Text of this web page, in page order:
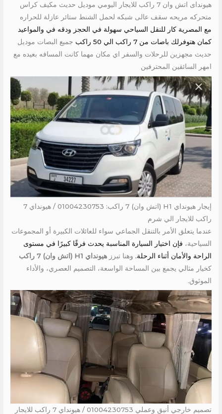
هيونداى اتش وان 7 راكب للايجار اليومي موديل حديث مكيف كراس
متحركه مريحه سقف عالى شبكه لحمل الشنط ستائر عازلة للحراره
مع المصرية كار للنقل السياحي سهولة في الحجز ودقه في والمواعيد
كمان هتوفرلك باصات من 7 راكب الي 50 راكب
جميع البصات موديل
حديث مجهزين للرحلات والسفر اي مكان مهما كانت المسافه بعيده مع
امهر السائقين المحترفين
إيجار هيونداي H1 (اتش وان) 7 راكب: 01004230753 / هيونداي 7
راكب للايجار الي شرم
عندما يتعلق الأمر بالتنقل الجماعي سواء للعائلات الكبيرة أو المجموعات
السياحية، فإن اختيار السيارة المناسبة يحدث فرقًا كبيرًا في مستوى
الراحة والأمان أثناء الرحلة. وهنا تبرزهيونداي H1 (اتش وان) 7 راكب
كخيار مثالي يجمع بين المساحة الواسعة، التصميم العصري، والأداء
الموثوق.
تصميم خارجي أنيق وعملي 01004230753 / هيونداي 7 راكب للايجار